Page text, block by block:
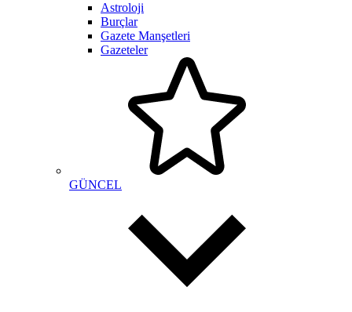
Astroloji
Burçlar
Gazete Manşetleri
Gazeteler
GÜNCEL